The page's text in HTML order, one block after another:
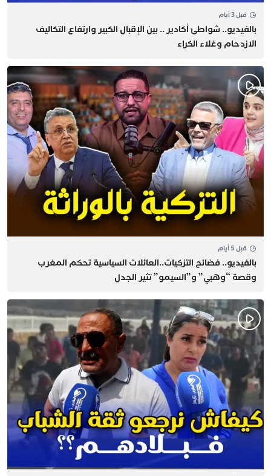
قبل 3 أيام
بالفيديو.. شواطئ أكادير .. بين الإقبال الكبير وارتفاع التكاليف
الازدحام وغلاء الكراء
قبل 5 أيام
بالفيديو.. فضائح التزكيات..العائلات السياسية تحكم المغرب
وقصة “وهبي” و”السيمو” تثير الجدل